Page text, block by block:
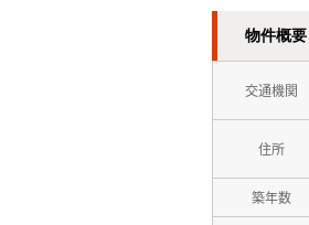
物件概要
交通機関
住所
築年数